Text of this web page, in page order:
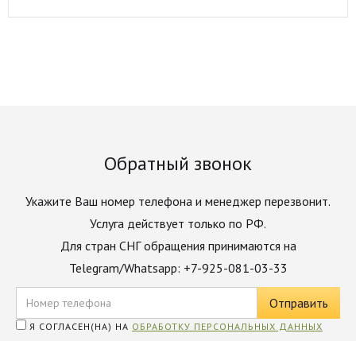
Обратный звонок
Укажите Ваш номер телефона и менеджер перезвонит.
Услуга действует только по РФ.
Для стран СНГ обращения принимаются на
Telegram/Whatsapp: +7-925-081-03-33
Я СОГЛАСЕН(НА) НА ОБРАБОТКУ ПЕРСОНАЛЬНЫХ ДАННЫХ